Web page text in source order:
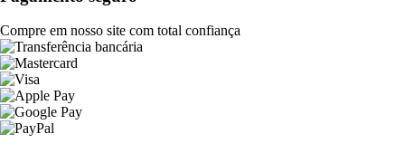
Compre em nosso site com total confiança